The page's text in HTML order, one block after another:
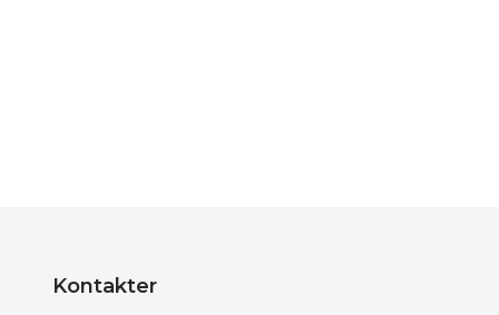
Kontakter